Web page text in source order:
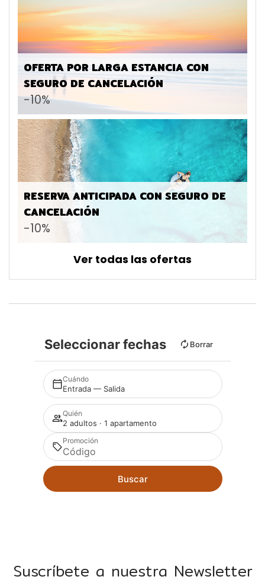
OFERTA POR LARGA ESTANCIA CON
SEGURO DE CANCELACIÓN
-10%
RESERVA ANTICIPADA CON SEGURO DE
CANCELACIÓN
-10%
Ver todas las ofertas
Seleccionar fechas Borrar
Cuándo
Entrada — Salida
Quién
2 adultos · 1 apartamento
Promoción
Buscar
Suscríbete a nuestra Newsletter